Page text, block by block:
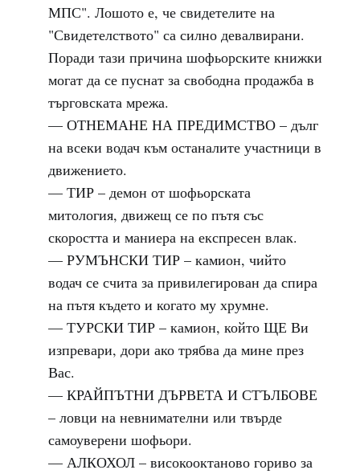
МПС". Лошото е, че свидетелите на
"Свидетелството" са силно девалвирани.
Поради тази причина шофьорските книжки
могат да се пуснат за свободна продажба в
търговската мрежа.
— ОТНЕМАНЕ НА ПРЕДИМСТВО – дълг
на всеки водач към останалите участници в
движението.
— ТИР – демон от шофьорската
митология, движещ се по пътя със
скоростта и маниера на експресен влак.
— РУМЪНСКИ ТИР – камион, чийто
водач се счита за привилегирован да спира
на пътя където и когато му хрумне.
— ТУРСКИ ТИР – камион, който ЩЕ Ви
изпревари, дори ако трябва да мине през
Вас.
— КРАЙПЪТНИ ДЪРВЕТА И СТЪЛБОВЕ
– ловци на невнимателни или твърде
самоуверени шофьори.
— АЛКОХОЛ – високооктаново гориво за